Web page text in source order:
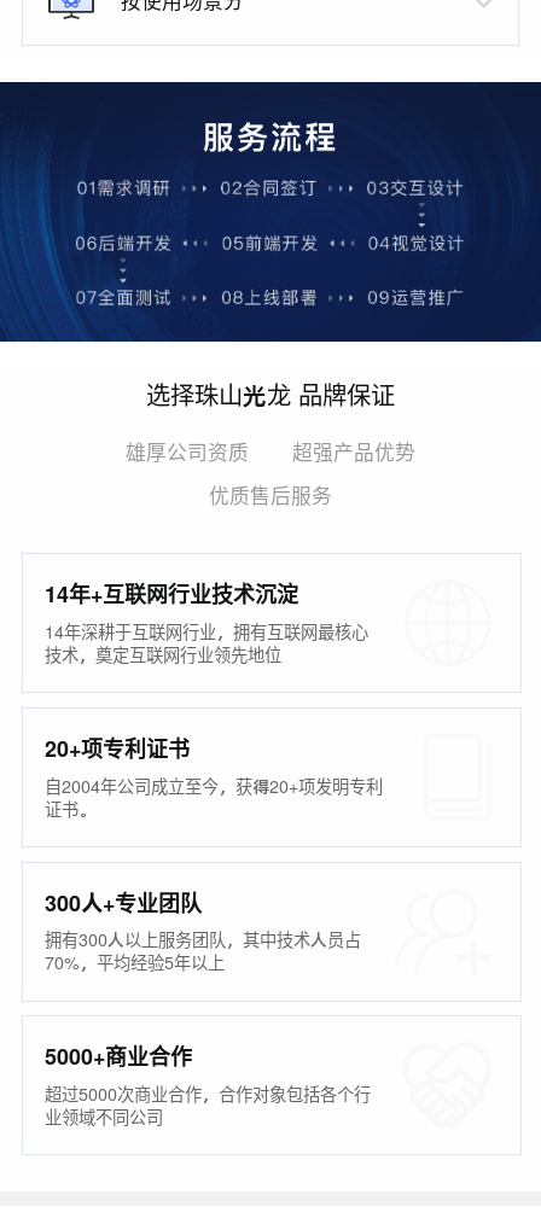
选择珠山光龙 品牌保证
雄厚公司资质
超强产品优势
优质售后服务
14年+互联网行业技术沉淀
14年深耕于互联网行业，拥有互联网最核心
技术，奠定互联网行业领先地位
20+项专利证书
自2004年公司成立至今，获得20+项发明专利
证书。
300人+专业团队
拥有300人以上服务团队，其中技术人员占
70%，平均经验5年以上
5000+商业合作
超过5000次商业合作，合作对象包括各个行
业领域不同公司